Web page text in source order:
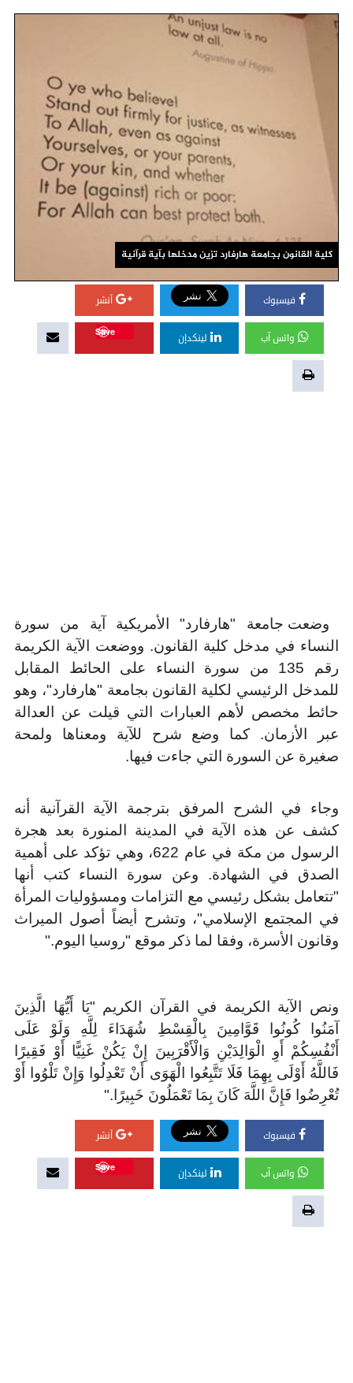
كلية القانون بجامعة هارفارد تزين مدخلها بآية قرآنية
فيسبوك أنشر
واتس آب لينكدإن
Save
وضعت جامعة "هارفارد" الأمريكية آية من سورة
النساء في مدخل كلية القانون. ووضعت الآية الكريمة
رقم 135 من سورة النساء على الحائط المقابل
للمدخل الرئيسي لكلية القانون بجامعة "هارفارد"، وهو
حائط مخصص لأهم العبارات التي قيلت عن العدالة
عبر الأزمان. كما وضع شرح للآية ومعناها ولمحة
صغيرة عن السورة التي جاءت فيها.
وجاء في الشرح المرفق بترجمة الآية القرآنية أنه
كشف عن هذه الآية في المدينة المنورة بعد هجرة
الرسول من مكة في عام 622، وهي تؤكد على أهمية
الصدق في الشهادة. وعن سورة النساء كتب أنها
"تتعامل بشكل رئيسي مع التزامات ومسؤوليات المرأة
في المجتمع الإسلامي"، وتشرح أيضاً أصول الميراث
وقانون الأسرة، وفقا لما ذكر موقع "روسيا اليوم".
ونص الآية الكريمة في القرآن الكريم "يَا أَيُّهَا الَّذِينَ
آمَنُوا كُونُوا قَوَّامِينَ بِالْقِسْطِ شُهَدَاءَ لِلَّهِ وَلَوْ عَلَى
أَنْفُسِكُمْ أَوِ الْوَالِدَيْنِ وَالْأَقْرَبِينَ إِنْ يَكُنْ غَنِيًّا أَوْ فَقِيرًا
فَاللَّهُ أَوْلَى بِهِمَا فَلَا تَتَّبِعُوا الْهَوَى أَنْ تَعْدِلُوا وَإِنْ تَلْوُوا أَوْ
تُعْرِضُوا فَإِنَّ اللَّهَ كَانَ بِمَا تَعْمَلُونَ خَبِيرًا ".
فيسبوك أنشر
واتس آب لينكدإن
Save